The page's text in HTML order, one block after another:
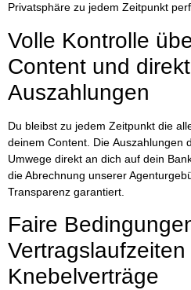
Privatsphäre zu jedem Zeitpunkt
Volle Kontrolle
Content und
Auszahlungen
Du bleibst zu jedem Zeitpunkt die
deinem Content. Die Auszahlungen
Umwege direkt an dich auf dein
die Abrechnung unserer
Transparenz garantiert.
Faire
Knebelverträge